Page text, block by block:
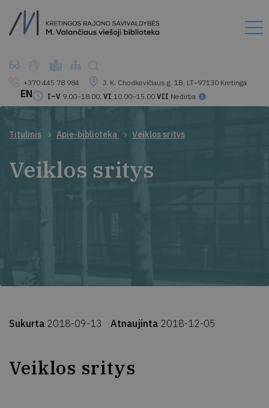
+370 445 78 984
J. K. Chodkevičiaus g. 1B, LT–97130 Kretinga
I–V 9.00–18.00, VI 10.00–15.00 VII Nedirba
EN
Titulinis Apie-biblioteką Veiklos sritys
Veiklos sritys
Sukurta 2018-09-13 Atnaujinta 2018-12-05
Veiklos sritys